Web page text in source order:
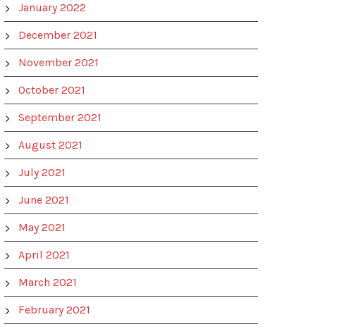
January 2022
December 2021
November 2021
October 2021
September 2021
August 2021
July 2021
June 2021
May 2021
April 2021
March 2021
February 2021